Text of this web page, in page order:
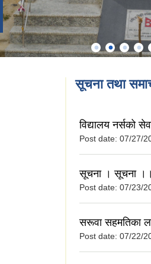
सूचना तथा
विद्यालय नर्सको
Post date: 07/27/
सूचना । सूचना
Post date: 07/23/
सरूवा सहमतिका
Post date: 07/22/